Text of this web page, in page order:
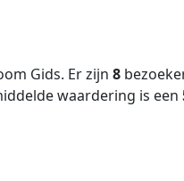
Gids. Er zijn 8
waardering is een